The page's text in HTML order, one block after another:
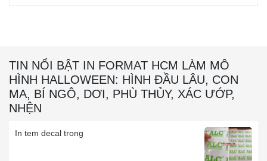
TIN NỔI BẬT IN FORMAT HCM LÀM MÔ
HÌNH HALLOWEEN: HÌNH ĐẦU LÂU, CON
MA, BÍ NGÔ, DƠI, PHÙ THỦY, XÁC ƯỚP,
NHỆN
In tem decal trong